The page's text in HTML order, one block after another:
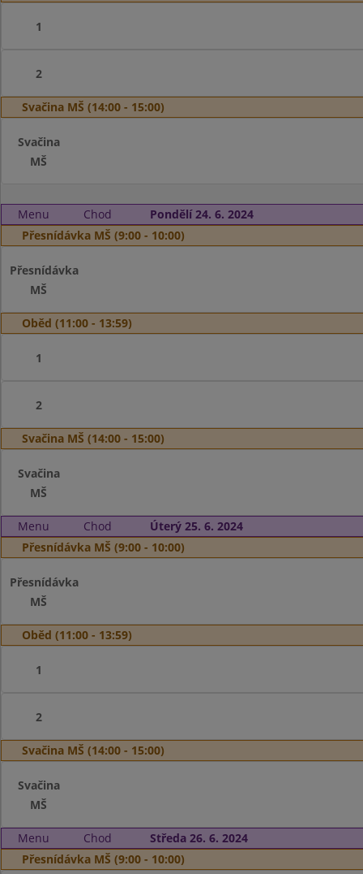
1
2
Svačina MŠ (14:00 - 15:00)
Svačina
MŠ
Menu Chod
Pondělí 24. 6. 2024
Přesnídávka MŠ (9:00 - 10:00)
Přesnídávka
MŠ
Oběd (11:00 - 13:59)
1
2
Svačina MŠ (14:00 - 15:00)
Svačina
MŠ
Menu Chod
Úterý 25. 6. 2024
Přesnídávka MŠ (9:00 - 10:00)
Přesnídávka
MŠ
Oběd (11:00 - 13:59)
1
2
Svačina MŠ (14:00 - 15:00)
Svačina
MŠ
Menu Chod
Středa 26. 6. 2024
Přesnídávka MŠ (9:00 - 10:00)